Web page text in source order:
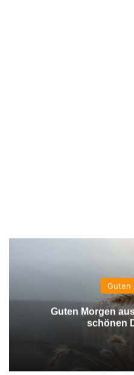
Guten
Guten Morgen
schönen